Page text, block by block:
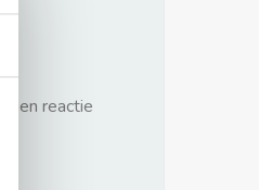
een reactie